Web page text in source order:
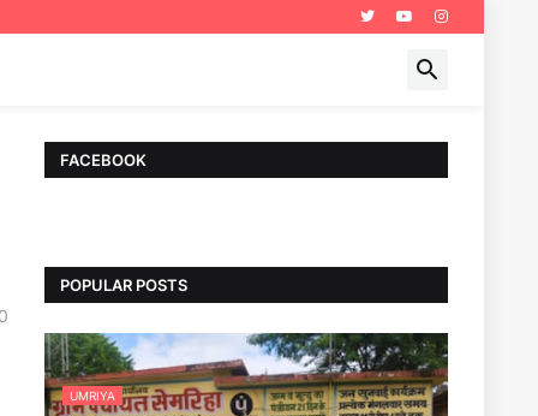
FACEBOOK
POPULAR POSTS
UMRIYA